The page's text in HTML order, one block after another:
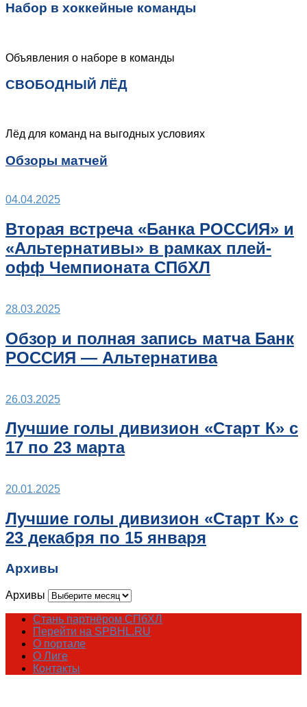
Набор в хоккейные команды
Объявления о наборе в команды
СВОБОДНЫЙ ЛЁД
Лёд для команд на выгодных условиях
Обзоры матчей
04.04.2025
Вторая встреча «Банка РОССИЯ» и
«Альтернативы» в рамках плей-
офф Чемпионата СПбХЛ
28.03.2025
Обзор и полная запись матча Банк
РОССИЯ — Альтернатива
26.03.2025
Лучшие голы дивизион «Старт К» с
17 по 23 марта
20.01.2025
Лучшие голы дивизион «Старт К» с
23 декабря по 15 января
Архивы
Архивы
Стань партнёром СПбХЛ
Перейти на SPBHL.RU
О портале
О Лиге
Контакты